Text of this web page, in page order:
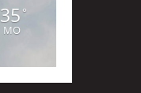
35 °
MO